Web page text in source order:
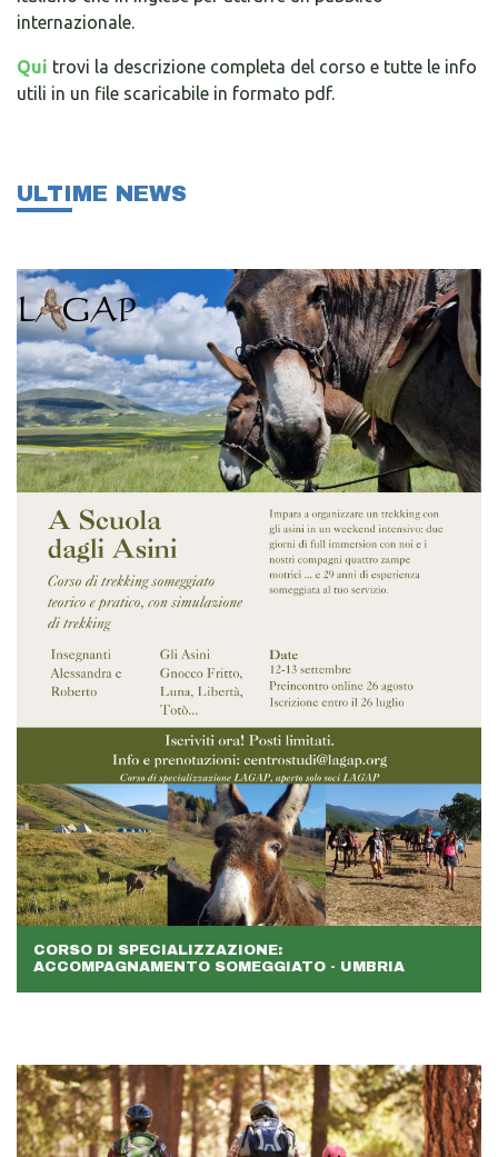
internazionale.
Qui trovi la descrizione completa del corso e tutte le info
utili in un file scaricabile in formato pdf.
ULTIME NEWS
CORSO DI SPECIALIZZAZIONE:
ACCOMPAGNAMENTO SOMEGGIATO - UMBRIA